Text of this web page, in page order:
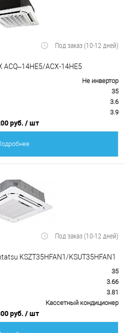
Под заказ (10-12 дней)
ACX-14HE5
Не инвертор
35
3.6
3.9
руб. / шт
Под заказ (10-12 дней)
KSZT35HFAN1/KSUT35HFAN1
35
3.66
3.81
Кассетный кондиционер
руб. / шт